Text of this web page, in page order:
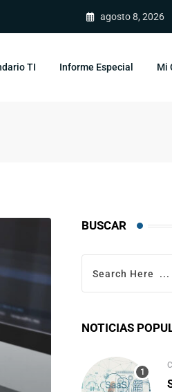
agosto 8, 2026
TI Informe Especial Mi
BUSCAR
NOTICIAS